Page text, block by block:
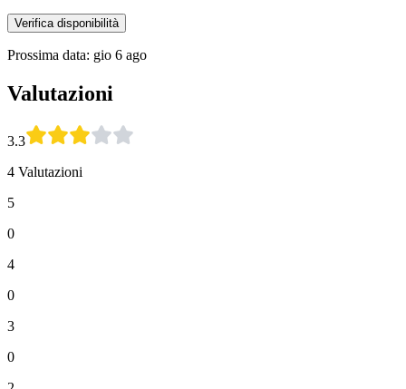
Verifica disponibilità
Prossima data: gio 6 ago
Valutazioni
3.3
4 Valutazioni
5
0
4
0
3
0